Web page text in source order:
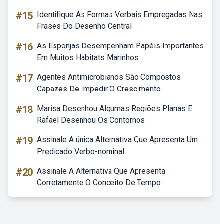
#15 Identifique As Formas Verbais Empregadas Nas
Frases Do Desenho Central
#16 As Esponjas Desempenham Papéis Importantes
Em Muitos Habitats Marinhos
#17 Agentes Antimicrobianos São Compostos
Capazes De Impedir O Crescimento
#18 Marisa Desenhou Algumas Regiões Planas E
Rafael Desenhou Os Contornos
#19 Assinale A única Alternativa Que Apresenta Um
Predicado Verbo-nominal
#20 Assinale A Alternativa Que Apresenta
Corretamente O Conceito De Tempo